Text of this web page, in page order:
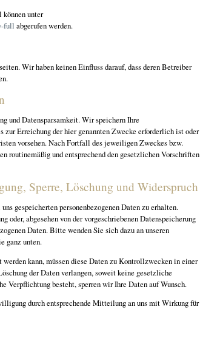
können unter
full abgerufen werden.
Wir haben keinen Einfluss darauf, dass deren Betreiber
und Datensparsamkeit. Wir speichern Ihre
zur Erreichung der hier genannten Zwecke erforderlich ist oder
vorsehen. Nach Fortfall des jeweiligen Zweckes bzw.
routinemäßig und entsprechend den gesetzlichen Vorschriften
Sperre, Löschung und Widerspruch
gespeicherten personenbezogenen Daten zu erhalten.
oder, abgesehen von der vorgeschriebenen Datenspeicherung
Daten. Bitte wenden Sie sich dazu an unseren
ganz unten.
kann, müssen diese Daten zu Kontrollzwecken in einer
der Daten verlangen, soweit keine gesetzliche
Verpflichtung besteht, sperren wir Ihre Daten auf Wunsch.
durch entsprechende Mitteilung an uns mit Wirkung für